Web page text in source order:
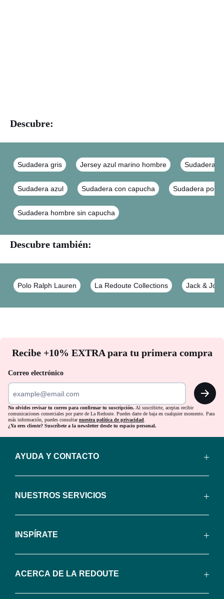
Descubre:
Sudadera gris Jersey azul marino hombre Sudaderas
Sudadera azul Sudadera con capucha Sudadera polo
Sudadera hombre sin capucha
Descubre también:
Polo Ralph Lauren La Redoute Collections Jack &
te
revisar
correo
para
confirmar
Al
recibir
personalizadas
parte
de
Recibe +10% EXTRA para tu primera compra
Correo electrónico
OK
No olvides revisar tu correo para confirmar tu suscripción. Al suscribirte, aceptas recibir
comunicaciones comerciales por parte de La Redoute. Puedes darte de baja en cualquier momento. Para
más información, puedes consultarnuestra política de privacidad
¿Ya eres cliente? Suscríbete a la newsletter desde tu espacio personal.
AYUDA Y CONTACTO
NUESTROS SERVICIOS
INSPÍRATE
ACERCA DE LA REDOUTE